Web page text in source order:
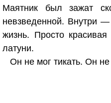
Маятник был зажат
невзведенной. Внутри
жизнь. Просто
латуни.
Он не мог тикать. Он не